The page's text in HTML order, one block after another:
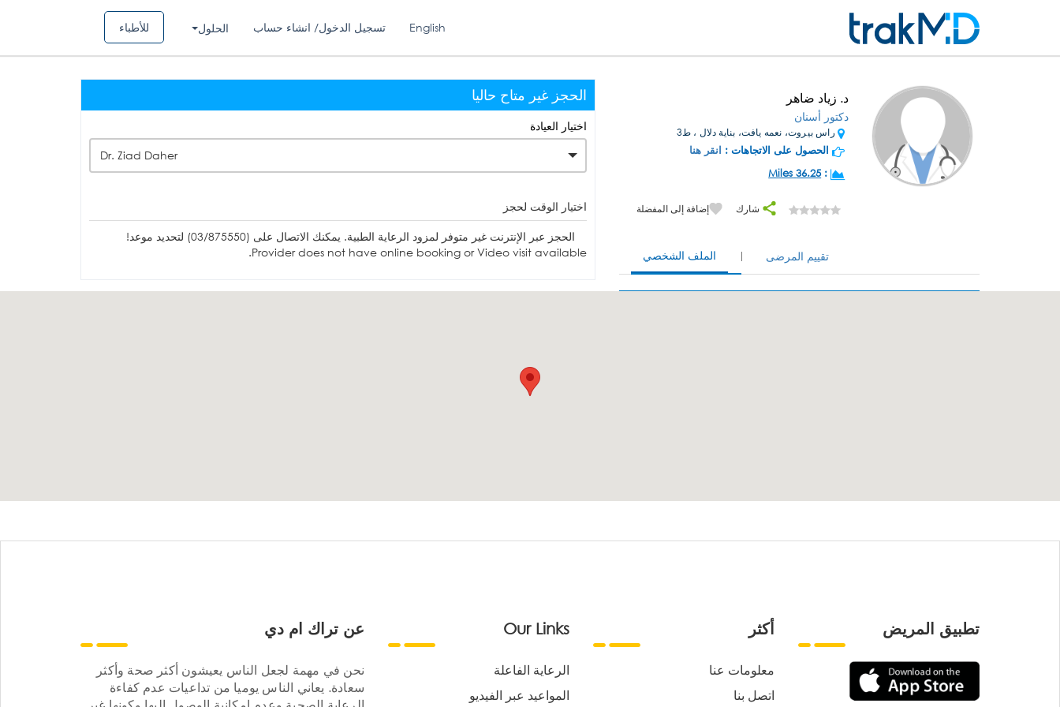
للأطباء الحلول تسجيل الدخول/ انشاء حساب English
د. زياد ضاهر
دكتور أسنان
راس بيروت، نعمه يافت، بناية دلال ، ط3
الحصول على الاتجاهات : انقر هنا
:
36.25 Miles
شارك إضافة إلى المفضلة
الملف الشخصي تقييم المرضى
الحجز غير متاح حاليا
اختيار العيادة
Dr. Ziad Daher
اختيار الوقت لحجز
الحجز عبر الإنترنت غير متوفر لمزود الرعاية الطبية. يمكنك الاتصال على (03/875550) لتحديد موعد!
Provider does not have online booking or Video visit available.
عن تراك ام دي
نحن في مهمة لجعل الناس يعيشون أكثر صحة وأكثر
سعادة. يعاني الناس يوميا من تداعيات عدم كفاءة
Our Links
الرعاية الفاعلة
المواعيد عبر الفيديو
أكثر
معلومات عنا
اتصل بنا
تطبيق المريض